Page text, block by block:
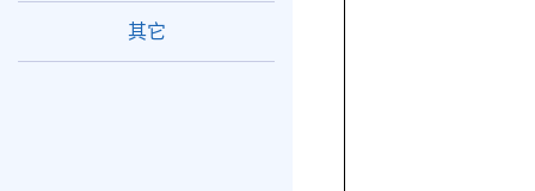
其它